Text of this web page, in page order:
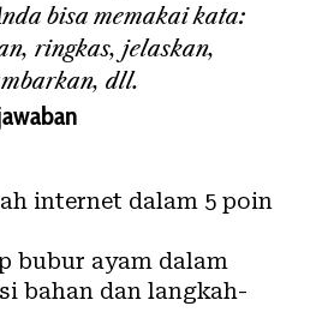
bisa memakai kata:
ringkas, jelaskan,
dll.
internet dalam 5 poin
bubur ayam dalam
bahan dan langkah-